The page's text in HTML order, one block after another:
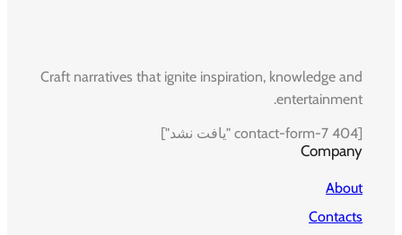
Craft narratives that ignite inspiration, knowledge and
entertainment.
[contact-form-7 404 "یافت نشد"]
Company
About
Contacts